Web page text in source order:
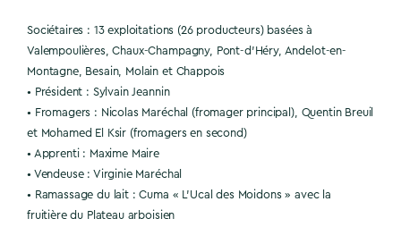
Sociétaires : 13 exploitations (26 producteurs) basées à
Valempoulières, Chaux-Champagny, Pont-d’Héry, Andelot-en-
Montagne, Besain, Molain et Chappois
• Président : Sylvain Jeannin
• Fromagers : Nicolas Maréchal (fromager principal), Quentin Breuil
et Mohamed El Ksir (fromagers en second)
• Apprenti : Maxime Maire
• Vendeuse : Virginie Maréchal
• Ramassage du lait : Cuma « L’Ucal des Moidons » avec la
fruitière du Plateau arboisien